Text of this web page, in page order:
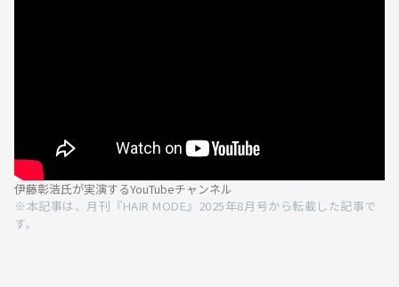
伊藤彰浩氏が実演するYouTubeチャンネル
※本記事は、月刊『HAIR MODE』2025年8月号から転載した記事で
す。